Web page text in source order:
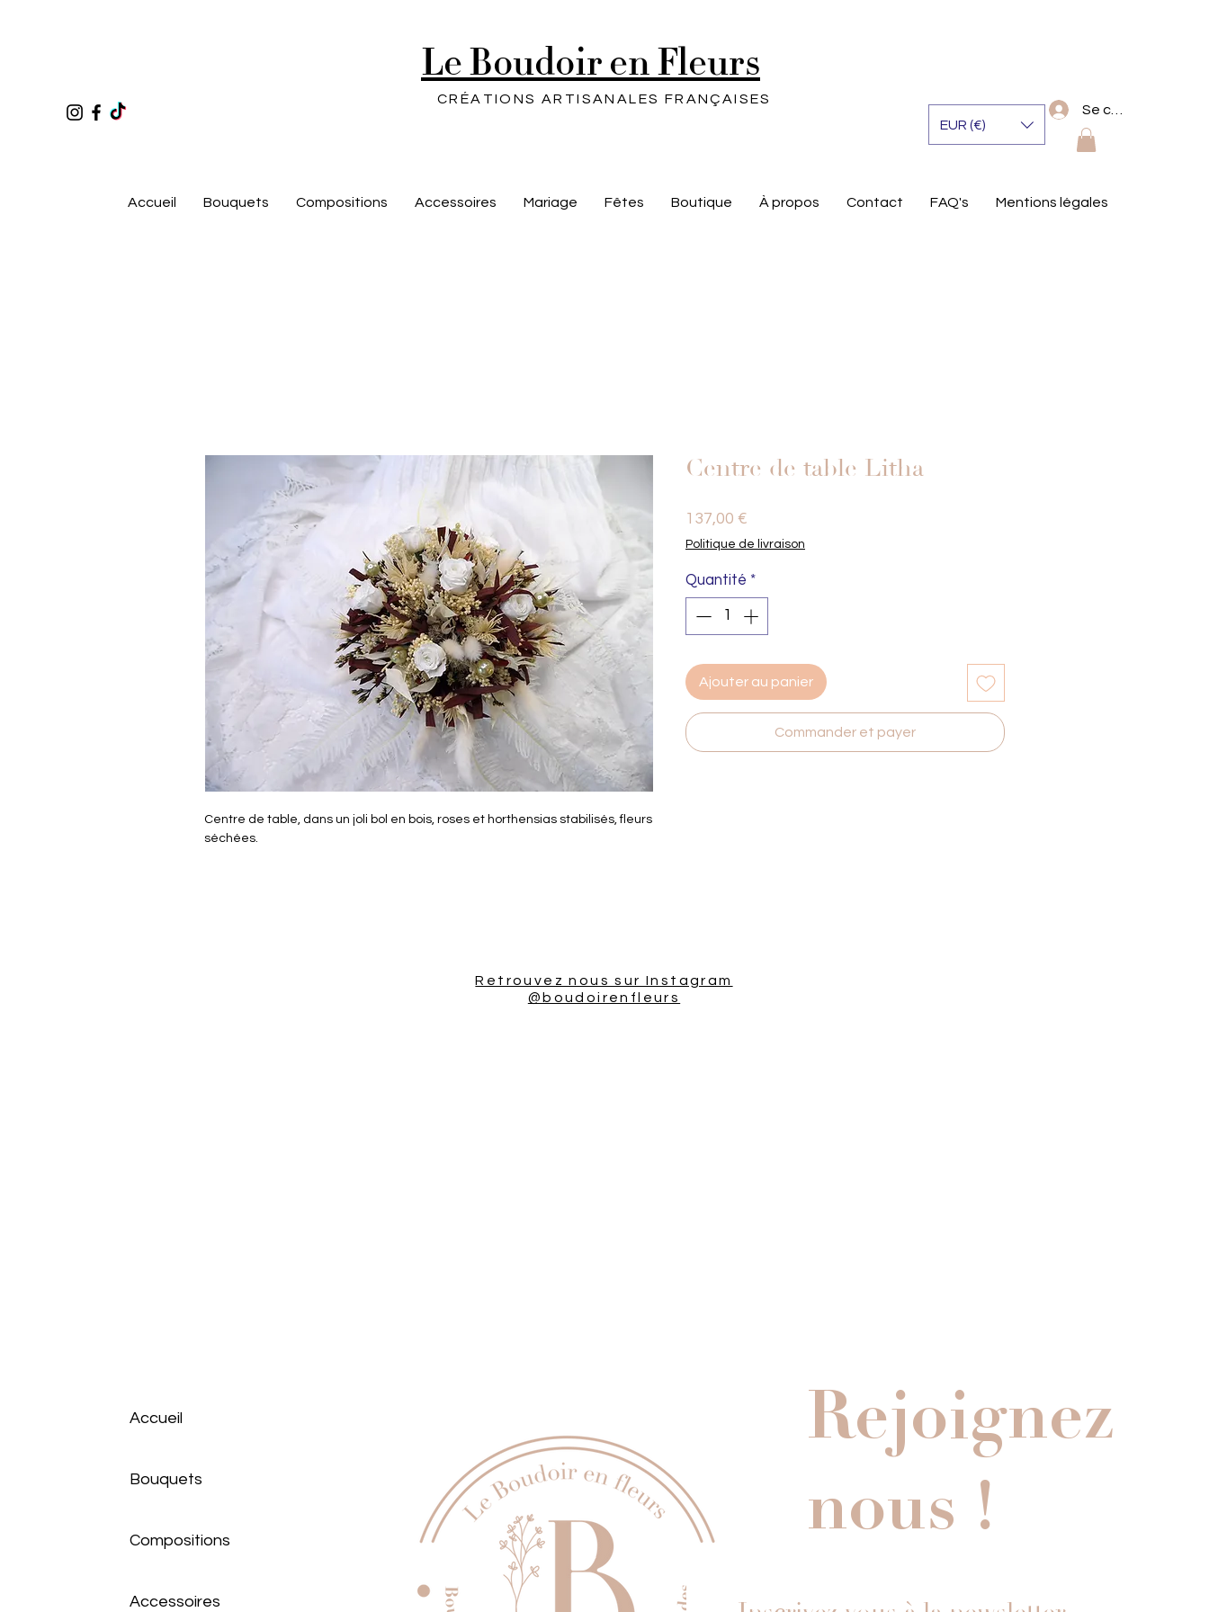
Le Boudoir en Fleurs
Se connecter
CRÉATIONS ARTISANALES FRANÇAISES
EUR (€)
Accueil Bouquets Compositions Accessoires Mariage Fêtes Boutique À propos Contact FAQ's Mentions légales
Centre de table, dans un joli bol en bois, roses et horthensias stabilisés, fleurs
séchées.
Centre de table Litha
137,00 €
Politique de livraison
Quantité *
Ajouter au panier
Commander et payer
Retrouvez nous sur Instagram
@boudoirenfleurs
Accueil
Bouquets
Compositions
Accessoires
Rejoignez
nous !